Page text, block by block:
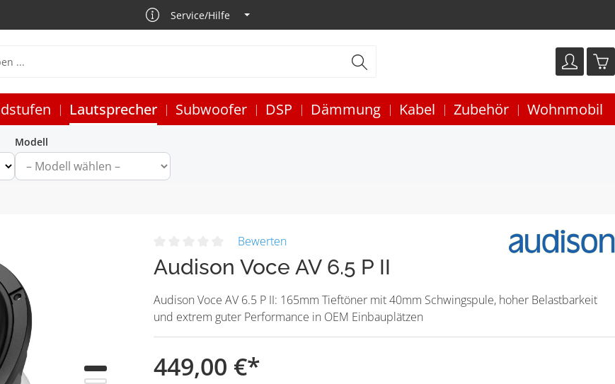
Service/Hilfe
Lautsprecher Subwoofer DSP Dämmung Kabel Zubehör Wohnmobil
Modell
Bewerten
Audison Voce AV 6.5 P II
Audison Voce AV 6.5 P II: 165mm Tieftöner mit 40mm Schwingspule, hoher Belastbarkeit
und extrem guter Performance in OEM Einbauplätzen
449,00 €*